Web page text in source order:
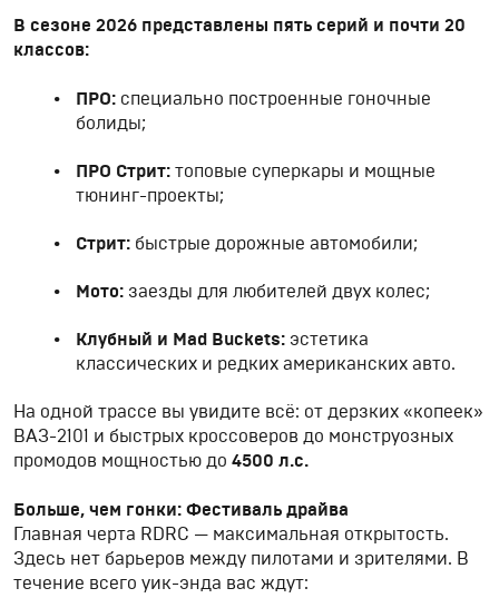
В сезоне 2026 представлены пять серий и почти 20
классов:
ПРО: специально построенные гоночные
болиды;
ПРО Стрит: топовые суперкары и мощные
тюнинг-проекты;
Стрит: быстрые дорожные автомобили;
Мото: заезды для любителей двух колес;
Клубный и Mad Buckets: эстетика
классических и редких американских авто.
На одной трассе вы увидите всё: от дерзких «копеек»
ВАЗ-2101 и быстрых кроссоверов до монструозных
промодов мощностью до 4500 л.с.
Больше, чем гонки: Фестиваль драйва
Главная черта RDRC — максимальная открытость.
Здесь нет барьеров между пилотами и зрителями. В
течение всего уик-энда вас ждут: